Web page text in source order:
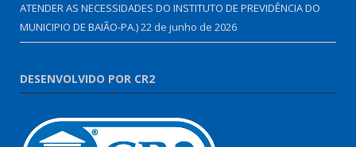
ATENDER AS NECESSIDADES DO INSTITUTO DE PREVIDÊNCIA DO
MUNICIPIO DE BAIÃO-PA.)22 de junho de 2026
DESENVOLVIDO POR CR2